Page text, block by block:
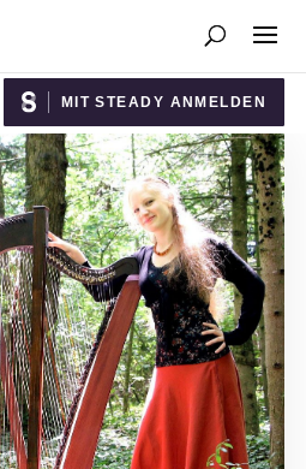
MIT STEADY ANMELDEN